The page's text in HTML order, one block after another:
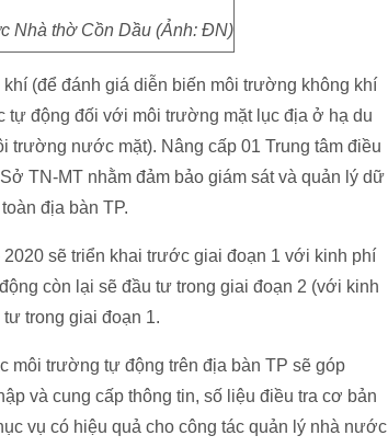
Nhà thờ Cồn Dầu (Ảnh: ĐN)
(để đánh giá diễn biến môi trường không khí
tự động đối với môi trường mặt lục địa ở hạ du
trường nước mặt). Nâng cấp 01 Trung tâm điều
TN-MT nhằm đảm bảo giám sát và quản lý dữ
địa bàn TP.
sẽ triển khai trước giai đoạn 1 với kinh phí
còn lại sẽ đầu tư trong giai đoạn 2 (với kinh
trong giai đoạn 1.
môi trường tự động trên địa bàn TP sẽ góp
và cung cấp thông tin, số liệu điều tra cơ bản
vụ có hiệu quả cho công tác quản lý nhà nước